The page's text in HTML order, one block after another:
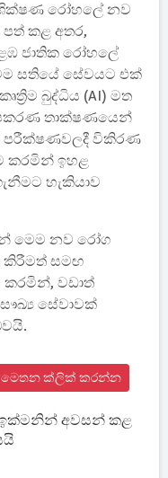
ශික්ෂණ රෝහලේ නව
පත් කළ අතර,
ජාතික රෝහලේ
සතියේ සේවයට එක්
බුද්ධිය (AI) මත
තාක්ෂණයෙන්
විකිරණ
කරමින් ඉහළ
හැකියාව
මෙම නව රෝග
කිරීමත් සමඟ
වඩාත්
සේවාවක්
මෙතන ක්ලික් කරන්න
ඉක්මනින් අවසන් කළ